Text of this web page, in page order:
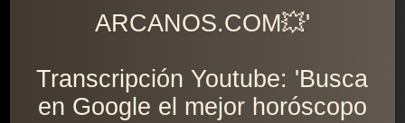
ARCANOS.COM💥'
Transcripción Youtube: 'Busca
en Google el mejor horóscopo